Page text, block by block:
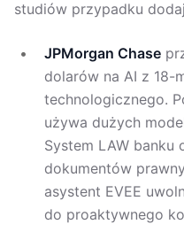
studiów przypadku
JPMorgan Chase
dolarów na AI z 18-
technologicznego.
używa dużych
System LAW banku
dokumentów
asystent EVEE
do proaktywnego